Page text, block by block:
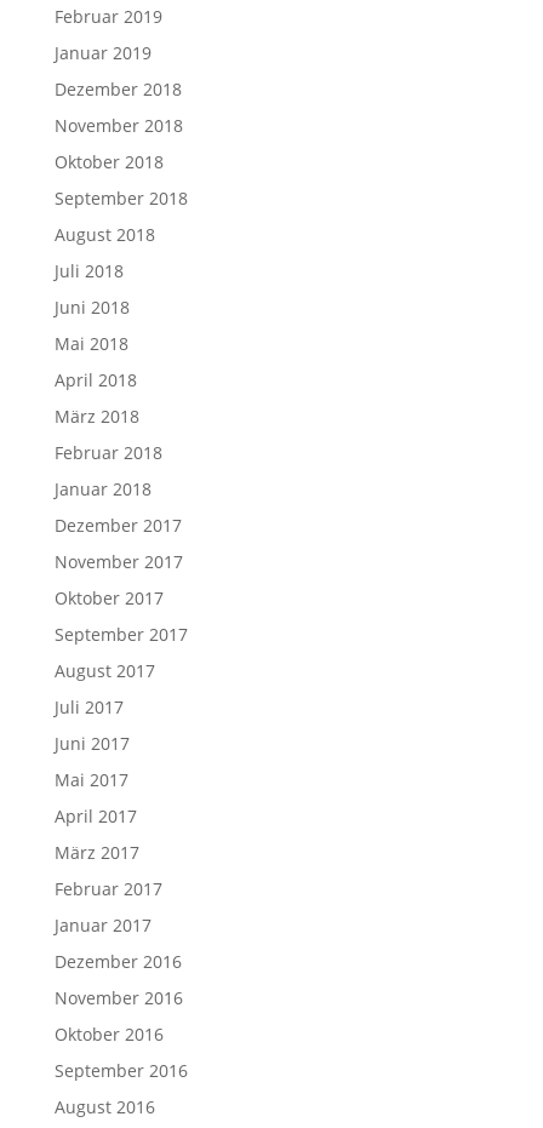
Februar 2019
Januar 2019
Dezember 2018
November 2018
Oktober 2018
September 2018
August 2018
Juli 2018
Juni 2018
Mai 2018
April 2018
März 2018
Februar 2018
Januar 2018
Dezember 2017
November 2017
Oktober 2017
September 2017
August 2017
Juli 2017
Juni 2017
Mai 2017
April 2017
März 2017
Februar 2017
Januar 2017
Dezember 2016
November 2016
Oktober 2016
September 2016
August 2016